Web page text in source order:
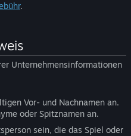
.
Unternehmensinformationen
Vor- und Nachnamen an.
oder Spitznamen an.
sein, die das Spiel oder